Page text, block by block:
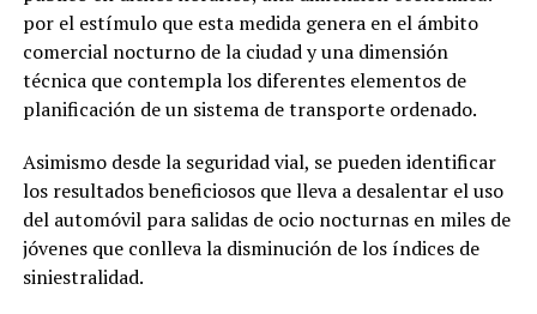
por el estímulo que esta medida genera en el ámbito
comercial nocturno de la ciudad y una dimensión
técnica que contempla los diferentes elementos de
planificación de un sistema de transporte ordenado.
Asimismo desde la seguridad vial, se pueden identificar
los resultados beneficiosos que lleva a desalentar el uso
del automóvil para salidas de ocio nocturnas en miles de
jóvenes que conlleva la disminución de los índices de
siniestralidad.